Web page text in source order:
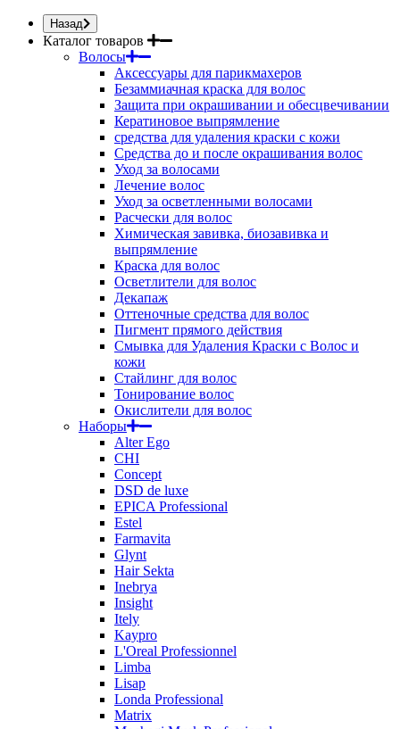
Назад
Каталог товаров
Волосы
Аксессуары для парикмахеров
Безаммиачная краска для волос
Защита при окрашивании и обесцвечивании
Кератиновое выпрямление
средства для удаления краски с кожи
Средства до и после окрашивания волос
Уход за волосами
Лечение волос
Уход за осветленными волосами
Расчески для волос
Химическая завивка, биозавивка и
выпрямление
Краска для волос
Осветлители для волос
Декапаж
Оттеночные средства для волос
Пигмент прямого действия
Смывка для Удаления Краски с Волос и
кожи
Стайлинг для волос
Тонирование волос
Окислители для волос
Наборы
Alter Ego
CHI
Concept
DSD de luxe
EPICA Professional
Estel
Farmavita
Glynt
Hair Sekta
Inebrya
Insight
Itely
Kaypro
L'Oreal Professionnel
Limba
Lisap
Londa Professional
Matrix